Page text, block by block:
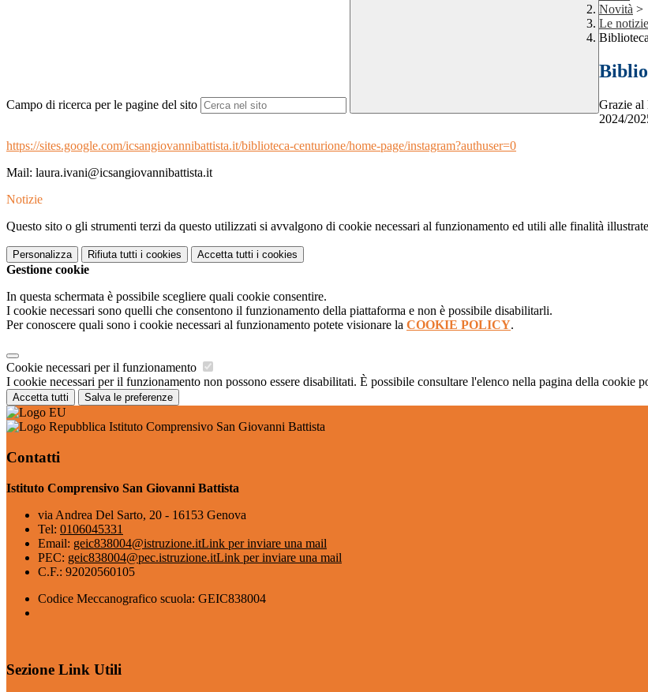
Campo di ricerca per le pagine del sito
Novità >
Le notizie
Grazie al
2024/
https://sites.google.com/icsangiovannibattista.it/biblioteca-centurione/home-page/instagram?authuser=0
Mail: laura.ivani@icsangiovannibattista.it
Notizie
Questo sito o gli strumenti terzi da questo utilizzati si avvalgono di cookie necessari al funzionamento ed utili alle finalità
Personalizza Rifiuta tutti i cookies Accetta tutti i cookies
Gestione cookie
In questa schermata è possibile scegliere quali cookie consentire.
I cookie necessari sono quelli che consentono il funzionamento della piattaforma e non è possibile disabilitarli.
Per conoscere quali sono i cookie necessari al funzionamento potete visionare la COOKIE POLICY.
Cookie necessari per il funzionamento
I cookie necessari per il funzionamento non possono essere disabilitati. È possibile consultare l'elenco nella pagina della cookie
Accetta tutti Salva le preferenze
Istituto Comprensivo San Giovanni Battista
Contatti
Istituto Comprensivo San Giovanni Battista
via Andrea Del Sarto, 20 - 16153 Genova
Tel: 0106045331
Email: geic838004@istruzione.itLink per inviare una mail
PEC: geic838004@pec.istruzione.itLink per inviare una mail
C.F.: 92020560105
Codice Meccanografico scuola: GEIC838004
Sezione Link Utili